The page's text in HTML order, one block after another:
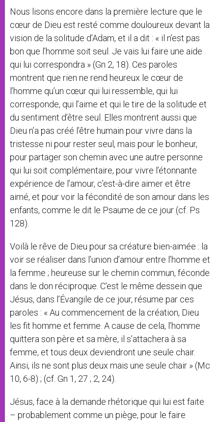
Nous lisons encore dans la première lecture que le
cœur de Dieu est resté comme douloureux devant la
vision de la solitude d’Adam, et il a dit : « il n’est pas
bon que l’homme soit seul. Je vais lui faire une aide
qui lui correspondra » (Gn 2, 18). Ces paroles
montrent que rien ne rend heureux le cœur de
l’homme qu’un cœur qui lui ressemble, qui lui
corresponde, qui l’aime et qui le tire de la solitude et
du sentiment d’être seul. Elles montrent aussi que
Dieu n’a pas créé l’être humain pour vivre dans la
tristesse ni pour rester seul, mais pour le bonheur,
pour partager son chemin avec une autre personne
qui lui soit complémentaire, pour vivre l’étonnante
expérience de l’amour, c’est-à-dire aimer et être
aimé, et pour voir la fécondité de son amour dans les
enfants, comme le dit le Psaume de ce jour (cf. Ps
128).
Voilà le rêve de Dieu pour sa créature bien-aimée : la
voir se réaliser dans l’union d’amour entre l’homme et
la femme ; heureuse sur le chemin commun, féconde
dans le don réciproque. C’est le même dessein que
Jésus, dans l’Évangile de ce jour, résume par ces
paroles : « Au commencement de la création, Dieu
les fit homme et femme. A cause de cela, l’homme
quittera son père et sa mère, il s’attachera à sa
femme, et tous deux deviendront une seule chair.
Ainsi, ils ne sont plus deux mais une seule chair » (Mc
10, 6-8) ; (cf. Gn 1, 27 ; 2, 24).
Jésus, face à la demande rhétorique qui lui est faite
– probablement comme un piège, pour le faire